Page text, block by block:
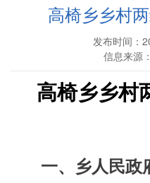
高椅乡乡村
发布时间：
信息来源
高椅乡乡村
一、乡人民政